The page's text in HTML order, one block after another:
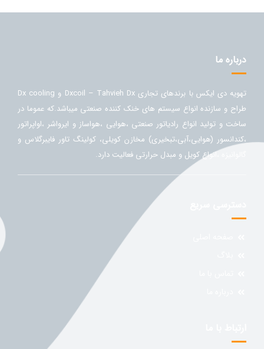
درباره ما
تهویه دی ایکس با برندهای تجاری Dxcoil – Tahvieh Dx و Dx cooling
طراح و سازنده انواع سیستم های خنک کننده صنعتی میباشد.که عموما در
ساخت و تولید انواع رادیاتور صنعتی ،هوایی ،هواساز و ایرواشر ،اواپراتور
،کندانسور (هوایی،آبی،تبخیری) مخازن کویلی، کولینگ تاور فایبرگلاس و
گالوانیزه ،انواع کویل و مبدل حرارتی فعالیت دارد.